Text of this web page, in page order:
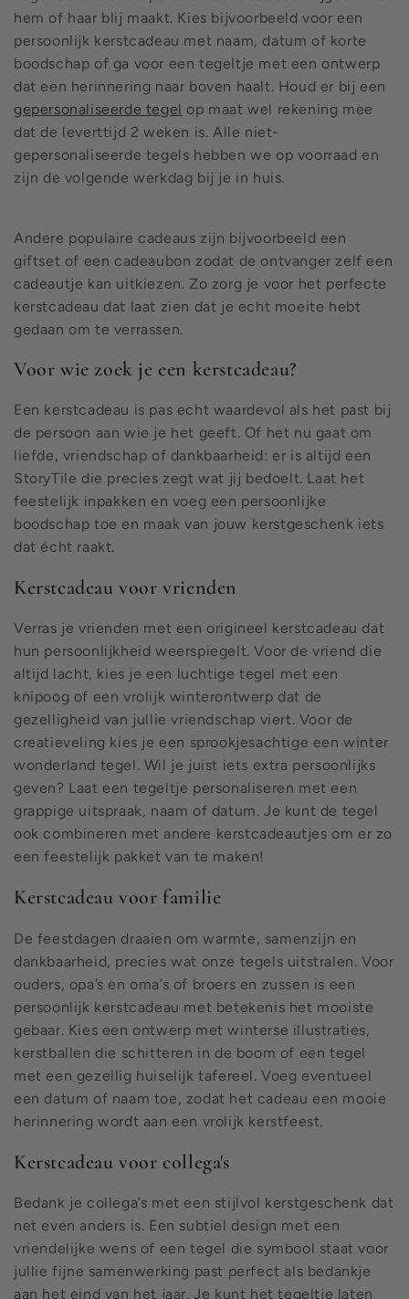
hem of haar blij maakt. Kies bijvoorbeeld voor een
persoonlijk kerstcadeau met naam, datum of korte
boodschap of ga voor een tegeltje met een ontwerp
dat een herinnering naar boven haalt. Houd er bij een
gepersonaliseerde tegel op maat wel rekening mee
dat de leverttijd 2 weken is. Alle niet-
gepersonaliseerde tegels hebben we op voorraad en
zijn de volgende werkdag bij je in huis.
Andere populaire cadeaus zijn bijvoorbeeld een
giftset of een cadeaubon zodat de ontvanger zelf een
cadeautje kan uitkiezen. Zo zorg je voor het perfecte
kerstcadeau dat laat zien dat je echt moeite hebt
gedaan om te verrassen.
Voor wie zoek je een kerstcadeau?
Een kerstcadeau is pas echt waardevol als het past bij
de persoon aan wie je het geeft. Of het nu gaat om
liefde, vriendschap of dankbaarheid: er is altijd een
StoryTile die precies zegt wat jij bedoelt. Laat het
feestelijk inpakken en voeg een persoonlijke
boodschap toe en maak van jouw kerstgeschenk iets
dat écht raakt.
Kerstcadeau voor vrienden
Verras je vrienden met een origineel kerstcadeau dat
hun persoonlijkheid weerspiegelt. Voor de vriend die
altijd lacht, kies je een luchtige tegel met een
knipoog of een vrolijk winterontwerp dat de
gezelligheid van jullie vriendschap viert. Voor de
creatieveling kies je een sprookjesachtige een winter
wonderland tegel. Wil je juist iets extra persoonlijks
geven? Laat een tegeltje personaliseren met een
grappige uitspraak, naam of datum. Je kunt de tegel
ook combineren met andere kerstcadeautjes om er zo
een feestelijk pakket van te maken!
Kerstcadeau voor familie
De feestdagen draaien om warmte, samenzijn en
dankbaarheid, precies wat onze tegels uitstralen. Voor
ouders, opa’s en oma’s of broers en zussen is een
persoonlijk kerstcadeau met betekenis het mooiste
gebaar. Kies een ontwerp met winterse illustraties,
kerstballen die schitteren in de boom of een tegel
met een gezellig huiselijk tafereel. Voeg eventueel
een datum of naam toe, zodat het cadeau een mooie
herinnering wordt aan een vrolijk kerstfeest.
Kerstcadeau voor collega's
Bedank je collega’s met een stijlvol kerstgeschenk dat
net even anders is. Een subtiel design met een
vriendelijke wens of een tegel die symbool staat voor
jullie fijne samenwerking past perfect als bedankje
aan het eind van het jaar. Je kunt het tegeltje laten